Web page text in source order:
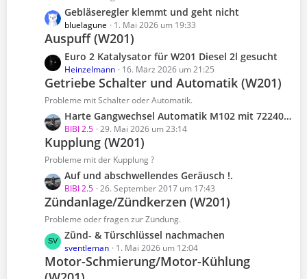
e
t
r
ä
g
e
e
B
i
t
r
ä
g
e
L
e
t
z
t
e
B
e
i
t
r
ä
g
e
Gebläseregler klemmt und geht nicht
bluelagune 1. Mai 2026 um 19:33
Auspuff (W201)
L
e
t
z
e
B
i
t
r
ä
g
e
Euro 2 Katalysator für W201 Diesel 2l gesucht
Heinzelmann 16. März 2026 um 21:25
Getriebe Schalter und Automatik (W201)
Probleme mit Schalter oder Automatik.
L
e
t
z
e
B
i
t
r
ä
Harte Gangwechsel Automatik M102 mit 722400 nach Tausch Zylinderkopfdichtung
BIBI 2.5 29. Mai 2026 um 23:14
Kupplung (W201)
Probleme mit der Kupplung ?
L
e
t
z
e
B
e
Auf und abschwellendes Geräusch !.
BIBI 2.5 26. September 2017 um 17:43
Zündanlage/Zündkerzen (W201)
Probleme oder fragen zur Zündung.
L
e
t
z
Zünd- & Türschlüssel nachmachen
sventleman 1. Mai 2026 um 12:04
Motor-Schmierung/Motor-Kühlung